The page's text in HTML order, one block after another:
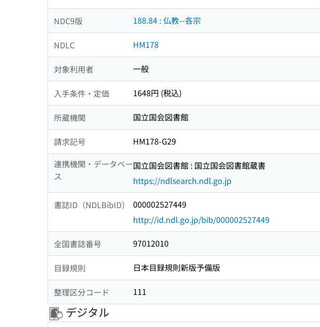
NDC9版 188.84 : 仏教--各宗
NDLC HM178
対象利用者 一般
入手条件・定価 1648円 (税込)
所蔵機関 国立国会図書館
請求記号
HM178-G29
連携機関・データベー
ス
国立国会図書館 : 国立国会図書館蔵書
https://ndlsearch.ndl.go.jp
書誌ID（NDLBibID）
000002527449
http://id.ndl.go.jp/bib/000002527449
全国書誌番号 97012010
目録規則 日本目録規則新版予備版
整理区分コード 111
デジタル